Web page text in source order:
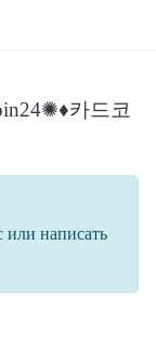
카드코
или написать